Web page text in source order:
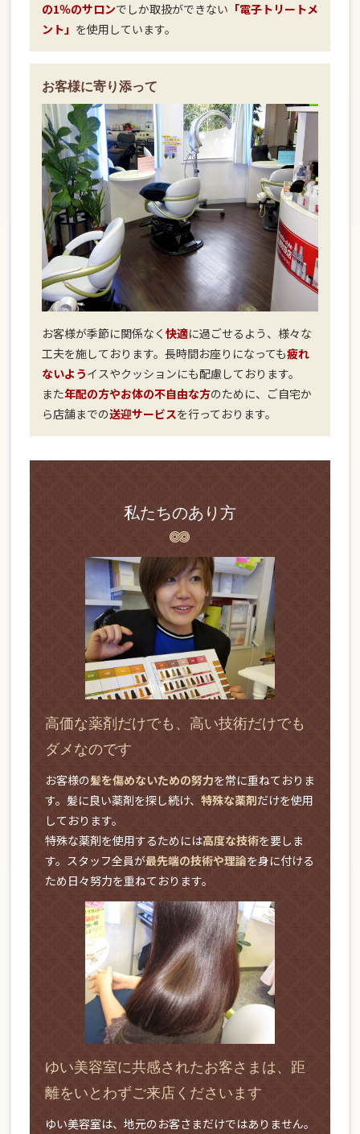
の1％のサロンでしか取扱ができない 「電子トリートメ
ント」 を使用しています。
お客様に寄り添って
お客様が季節に関係なく 快適に過ごせるよう、様々な
工夫を施しております。長時間お座りになっても疲れ
ないようイスやクッションにも配慮しております。
また年配の方やお体の不自由な方のために、ご自宅か
ら店舗までの送迎サービスを行っております。
私たちのあり方
高価な薬剤だけでも、高い技術だけでも
ダメなのです
お客様の髪を傷めないための努力を常に重ねておりま
す。髪に良い薬剤を探し続け、 特殊な薬剤だけを使用
しております。
特殊な薬剤を使用するためには高度な技術を要しま
す。スタッフ全員が最先端の技術や理論を身に付ける
ため日々努力を重ねております。
ゆい美容室に共感されたお客さまは、距
離をいとわずご来店くださいます
ゆい美容室は、地元のお客さまだけではありません。